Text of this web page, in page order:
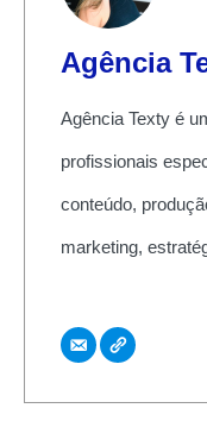
Agência
Agência Texty é
profissionais
conteúdo,
marketing,